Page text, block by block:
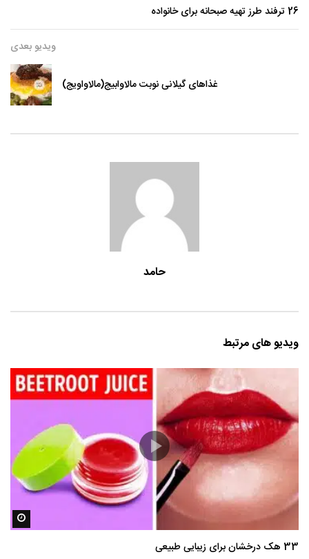
26 ترفند طرز تهیه صبحانه برای خانواده
ویدیو بعدی
غذاهای گیلانی نوبت مالاوابیج(مالاواویج)
حامد
ویدیو های مرتبط
33 هک درخشان برای زیبایی طبیعی